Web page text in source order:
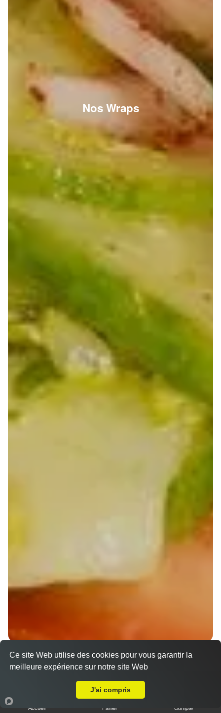
Nos Wraps
Wraps Chicken
8.50 €
Accueil Panier Compte
Ce site Web utilise des cookies pour vous garantir la
meilleure expérience sur notre site Web
J'ai compris